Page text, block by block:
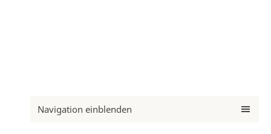
Navigation einblenden